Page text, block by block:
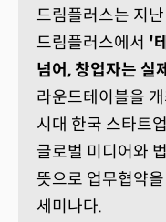
드림플러스는 지
드림플러스에서 '
넘어, 창업자는 실
라운드테이블을
시대 한국 스타트
글로벌 미디어와
뜻으로 업무협약
세미나다.